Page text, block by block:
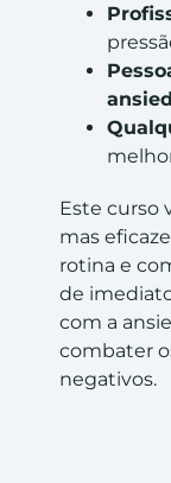
Este curso
mas
rotina e
de
com a
combater
negativos.